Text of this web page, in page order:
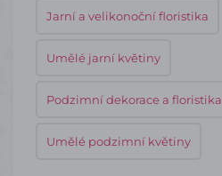
Jarní a velikonoční floristika
Umělé jarní květiny
Podzimní dekorace a floristika
Umělé podzimní květiny